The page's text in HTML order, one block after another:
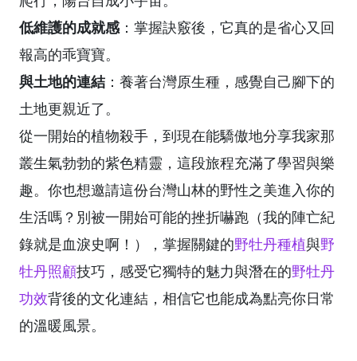
低維護的成就感：掌握訣竅後，它真的是省心又回
報高的乖寶寶。
與土地的連結 ：養著台灣原生種，感覺自己腳下的
土地更親近了。
從一開始的植物殺手，到現在能驕傲地分享我家那
叢生氣勃勃的紫色精靈，這段旅程充滿了學習與樂
趣。你也想邀請這份台灣山林的野性之美進入你的
生活嗎？別被一開始可能的挫折嚇跑（我的陣亡紀
錄就是血淚史啊！），掌握關鍵的野牡丹種植與野
牡丹照顧技巧，感受它獨特的魅力與潛在的野牡丹
功效背後的文化連結，相信它也能成為點亮你日常
的溫暖風景。